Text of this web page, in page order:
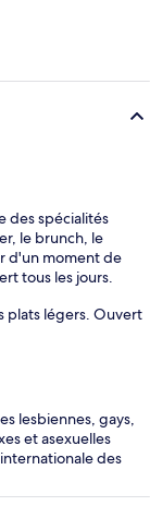
des spécialités
le brunch, le
d'un moment de
tous les jours.
plats légers. Ouvert
lesbiennes, gays,
et asexuelles
internationale des